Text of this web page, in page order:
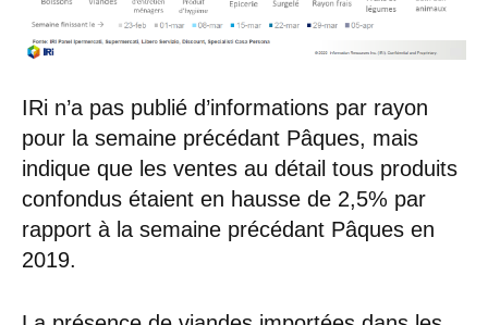
IRi n’a pas publié d’informations par rayon
pour la semaine précédant Pâques, mais
indique que les ventes au détail tous produits
confondus étaient en hausse de 2,5% par
rapport à la semaine précédant Pâques en
2019.